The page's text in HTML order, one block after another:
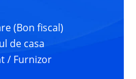
(Bon fiscal)
de casa
/ Furnizor